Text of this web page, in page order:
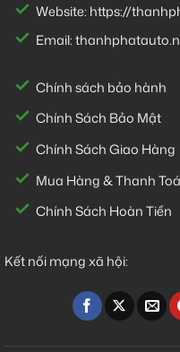
Website: https://
Email:
Chính sách bảo hành
Chính Sách Bảo Mật
Chính Sách Giao Hàng
Mua Hàng & Thanh
Chính Sách Hoàn Tiền
Kết nối mạng xã hội: